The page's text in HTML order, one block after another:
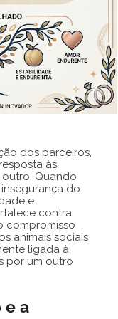
dos parceiros,
às
Quando
do
e
contra
compromisso
animais sociais
ligada à
por um outro
e a